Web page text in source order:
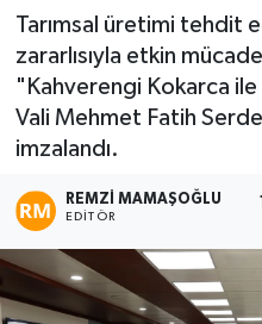
Tarımsal üretimi tehdit
zararlısıyla etkin
"Kahverengi Kokarca
Vali Mehmet Fatih
imzalandı.
REMZI MAMAŞOĞLU
EDITÖR
Son Dakika Haberleri
Haber Arşivi